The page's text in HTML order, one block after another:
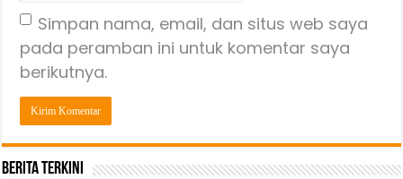
Simpan nama, email, dan situs web saya
pada peramban ini untuk komentar saya
berikutnya.
Berita Terkini